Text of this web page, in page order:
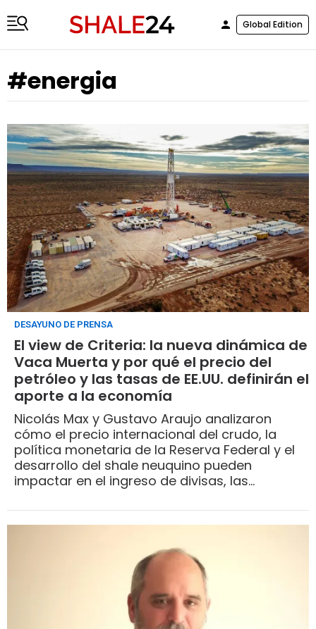
Global Edition
#energia
DESAYUNO DE PRENSA
El view de Criteria: la nueva dinámica de
Vaca Muerta y por qué el precio del
petróleo y las tasas de EE.UU. definirán el
aporte a la economía
Nicolás Max y Gustavo Araujo analizaron
cómo el precio internacional del crudo, la
política monetaria de la Reserva Federal y el
desarrollo del shale neuquino pueden
impactar en el ingreso de divisas, las
económico de Javier Milei